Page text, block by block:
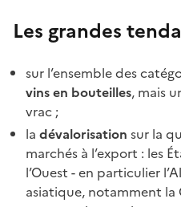
Les grandes
sur l’ensemble des
vins en bouteilles, mais
vrac ;
la dévalorisation sur la
marchés à l’export : les
l’Ouest - en particulier
asiatique, notamment la